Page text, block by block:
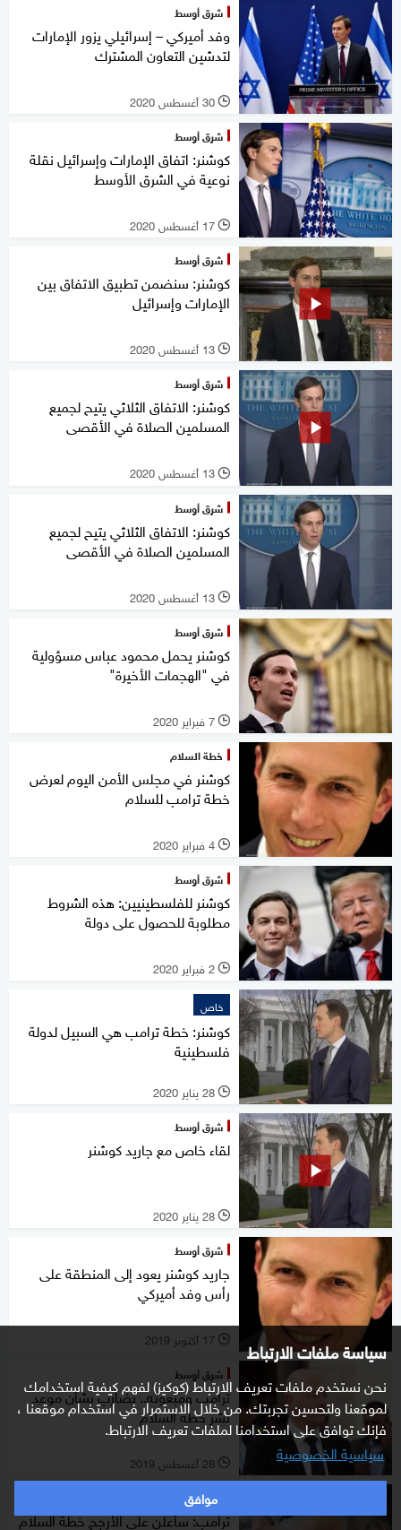
سياسة ملفات الارتباط
نحن نستخدم ملفات تعريف الارتباط (كوكيز) لفهم كيفية استخدامك
لموقعنا ولتحسين تجربتك. من خلال الاستمرار في استخدام موقعنا ،
فإنك توافق على استخدامنا لملفات تعريف الارتباط.
سياسية الخصوصية
موافق
شرق أوسط
وفد أميركي – إسرائيلي يزور الإمارات
لتدشين التعاون المشترك
l 30 أغسطس 2020
شرق أوسط
كوشنر: اتفاق الإمارات وإسرائيل نقلة
نوعية في الشرق الأوسط
l 17 أغسطس 2020
شرق أوسط
كوشنر: سنضمن تطبيق الاتفاق بين
الإمارات وإسرائيل
l 13 أغسطس 2020
شرق أوسط
كوشنر: الاتفاق الثلاثي يتيح لجميع
المسلمين الصلاة في الأقصى
l 13 أغسطس 2020
شرق أوسط
كوشنر: الاتفاق الثلاثي يتيح لجميع
المسلمين الصلاة في الأقصى
l 13 أغسطس 2020
شرق أوسط
كوشنر يحمل محمود عباس مسؤولية
في "الهجمات الأخيرة"
l 7 فبراير 2020
خطة السلام
كوشنر في مجلس الأمن اليوم لعرض
خطة ترامب للسلام
l 4 فبراير 2020
شرق أوسط
كوشنر للفلسطينيين: هذه الشروط
مطلوبة للحصول على دولة
l 2 فبراير 2020
خاص
كوشنر: خطة ترامب هي السبيل لدولة
فلسطينية
l 28 يناير 2020
شرق أوسط
لقاء خاص مع جاريد كوشنر
l 28 يناير 2020
شرق أوسط
جاريد كوشنر يعود إلى المنطقة على
رأس وفد أميركي
l 17 أكتوبر 2019
شرق أوسط
ترامب ومبعوثه.. تضارب بشأن موعد
نشر خطة السلام
l 28 أغسطس 2019
شرق أوسط
ترامب: سأعلن على الأرجح خطة السلام